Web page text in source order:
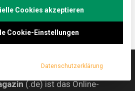
(.de) ist das Online-
Cookies akzeptieren
Cookie-Einstellungen
Datenschutzerklärung